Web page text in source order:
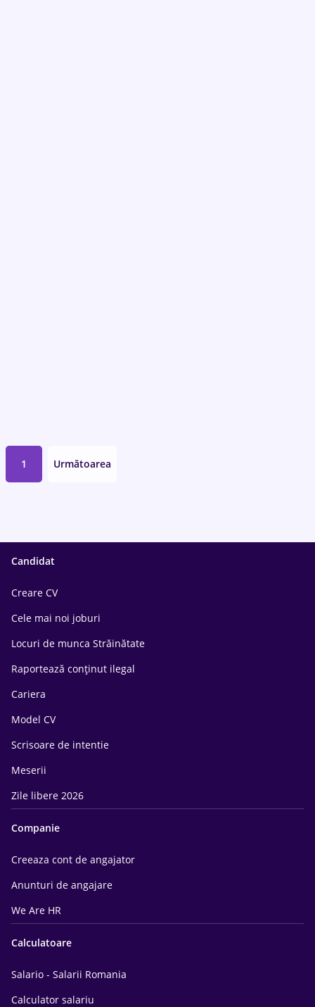
1 Următoarea
Candidat
Creare CV
Cele mai noi joburi
Locuri de munca Străinătate
Raportează conținut ilegal
Cariera
Model CV
Scrisoare de intentie
Meserii
Zile libere 2026
Companie
Creeaza cont de angajator
Anunturi de angajare
We Are HR
Calculatoare
Salario - Salarii Romania
Calculator salariu